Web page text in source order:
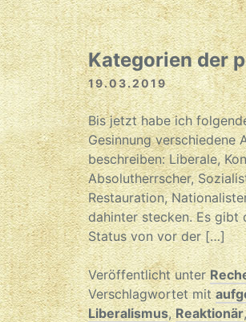
Kategorien der
19.03.2019
Bis jetzt habe ich
Gesinnung verschiedene
beschreiben: Liberale,
Absolutherrscher,
Restauration,
dahinter stecken. Es gibt
Status von vor der […]
Veröffentlicht unter
Verschlagwortet mit
Liberalismus,Reaktionär